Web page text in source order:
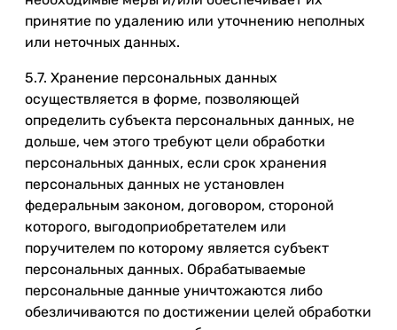
принятие по удалению или уточнению неполных
или неточных данных.
5.7. Хранение персональных данных
осуществляется в форме, позволяющей
определить субъекта персональных данных, не
дольше, чем этого требуют цели обработки
персональных данных, если срок хранения
персональных данных не установлен
федеральным законом, договором, стороной
которого, выгодоприобретателем или
поручителем по которому является субъект
персональных данных. Обрабатываемые
персональные данные уничтожаются либо
обезличиваются по достижении целей обработки